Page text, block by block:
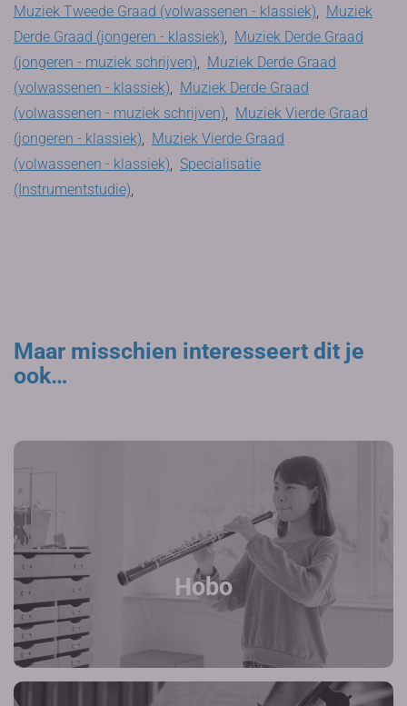
Muziek Tweede Graad (volwassenen - klassiek), Muziek
Derde Graad (jongeren - klassiek), Muziek Derde Graad
(jongeren - muziek schrijven), Muziek Derde Graad
(volwassenen - klassiek), Muziek Derde Graad
(volwassenen - muziek schrijven), Muziek Vierde Graad
(jongeren - klassiek), Muziek Vierde Graad
(volwassenen - klassiek), Specialisatie
(Instrumentstudie),
Maar misschien interesseert dit je
ook…
Hobo